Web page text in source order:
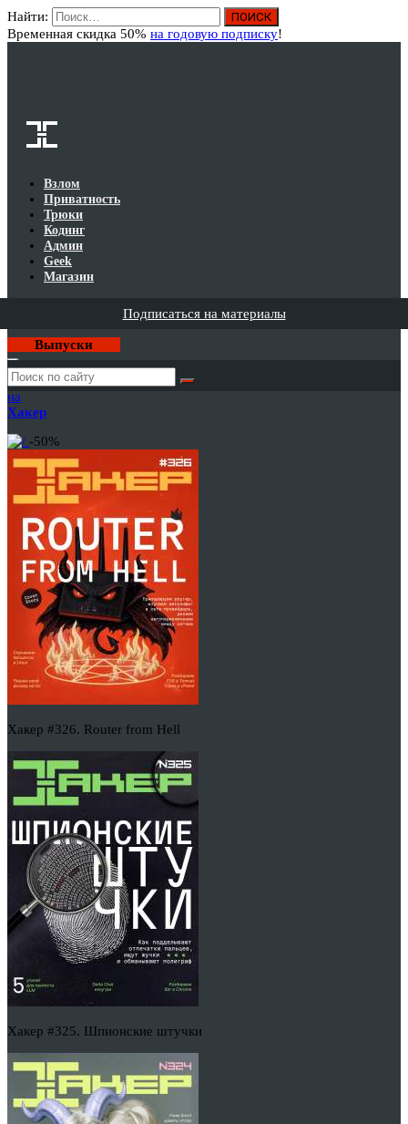
Найти:
Временная скидка 50% на годовую подписку!
Взлом
Приватность
Трюки
Кодинг
Админ
Geek
Магазин
Подписаться на материалы
Выпуски
Годовая
подписка
на
Хакер
-50%
Хакер #326. Router from Hell
Хакер #325. Шпионские штучки